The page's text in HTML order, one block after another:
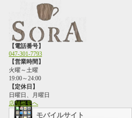
【電話番号】
047-301-7793
【営業時間】
火曜～土曜
19:00～24:00
【定休日】
日曜日、月曜日
店舗概要へ
モバイルサイト